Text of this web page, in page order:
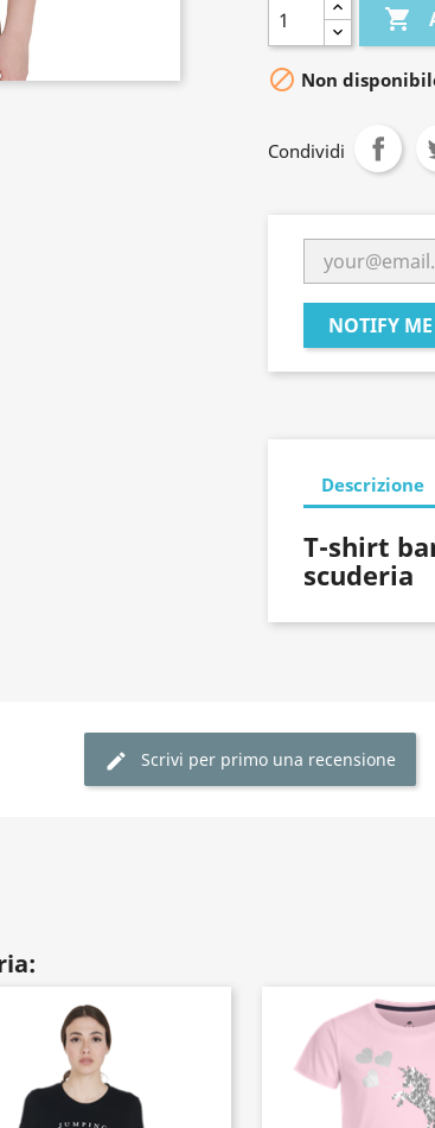

 Non
Condividi
NOTIFY
Descrizione
T-shirt
scuderia
Scrivi per primo una recensione